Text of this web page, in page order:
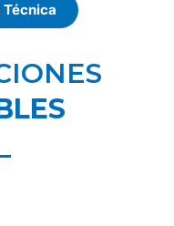
Técnica